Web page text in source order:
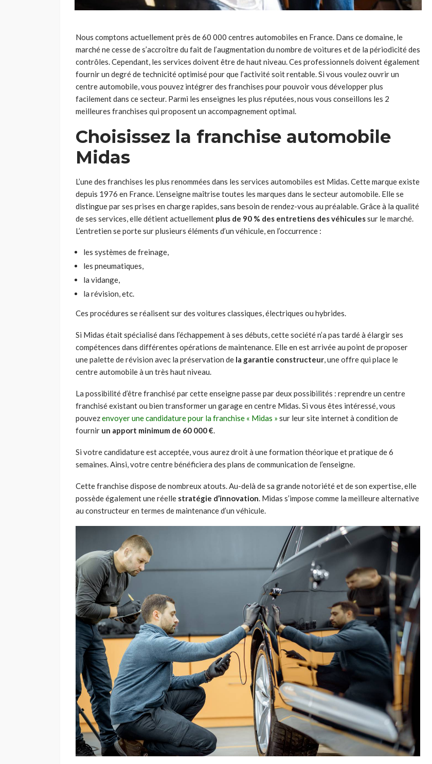
Nous comptons actuellement près de 60 000 centres automobiles en France. Dans ce domaine, le
marché ne cesse de s’accroître du fait de l’augmentation du nombre de voitures et de la périodicité des
contrôles. Cependant, les services doivent être de haut niveau. Ces professionnels doivent également
fournir un degré de technicité optimisé pour que l’activité soit rentable. Si vous voulez ouvrir un
centre automobile, vous pouvez intégrer des franchises pour pouvoir vous développer plus
facilement dans ce secteur. Parmi les enseignes les plus réputées, nous vous conseillons les 2
meilleures franchises qui proposent un accompagnement optimal.
Choisissez la franchise automobile
Midas
L’une des franchises les plus renommées dans les services automobiles est Midas. Cette marque existe
depuis 1976 en France. L’enseigne maîtrise toutes les marques dans le secteur automobile. Elle se
distingue par ses prises en charge rapides, sans besoin de rendez-vous au préalable. Grâce à la qualité
de ses services, elle détient actuellement plus de 90 % des entretiens des véhiculessur le marché.
L’entretien se porte sur plusieurs éléments d’un véhicule, en l’occurrence :
les systèmes de freinage,
les pneumatiques,
la vidange,
la révision, etc.
Ces procédures se réalisent sur des voitures classiques, électriques ou hybrides.
Si Midas était spécialisé dans l’échappement à ses débuts, cette société n’a pas tardé à élargir ses
compétences dans différentes opérations de maintenance. Elle en est arrivée au point de proposer
une palette de révision avec la préservation de la garantie constructeur, une offre qui place le
centre automobile à un très haut niveau.
La possibilité d’être franchisé par cette enseigne passe par deux possibilités : reprendre un centre
franchisé existant ou bien transformer un garage en centre Midas. Si vous êtes intéressé, vous
pouvezenvoyer une candidature pour la franchise « Midas » sur leur site internet à condition de
fournir un apport minimum de 60 000 €.
Si votre candidature est acceptée, vous aurez droit à une formation théorique et pratique de 6
semaines. Ainsi, votre centre bénéficiera des plans de communication de l’enseigne.
Cette franchise dispose de nombreux atouts. Au-delà de sa grande notoriété et de son expertise, elle
possède également une réelle stratégie d’innovation. Midas s’impose comme la meilleure alternative
au constructeur en termes de maintenance d’un véhicule.